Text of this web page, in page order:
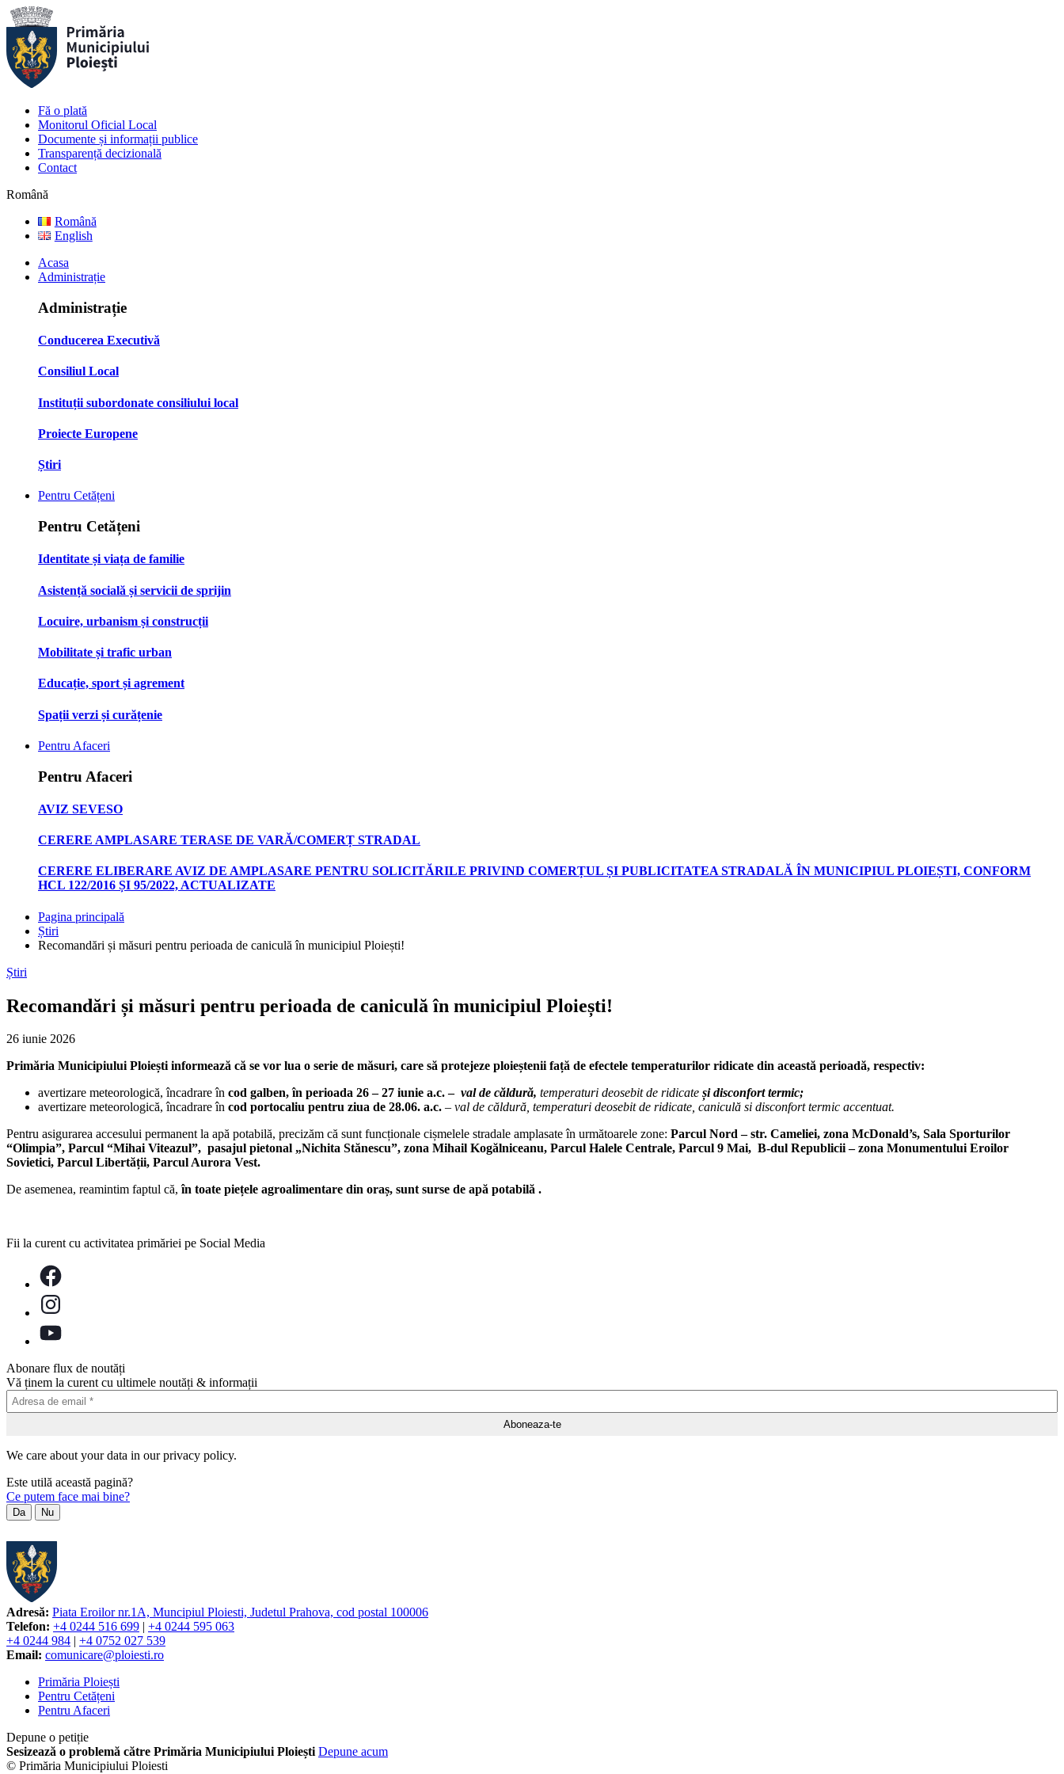
Fă o plată
Monitorul Oficial Local
Documente și informații publice
Transparență decizională
Contact
Română
Română
English
Acasa
Administrație
Administrație
Conducerea Executivă
Consiliul Local
Instituții subordonate consiliului local
Proiecte Europene
Știri
Pentru Cetățeni
Pentru Cetățeni
Identitate și viața de familie
Asistență socială și servicii de sprijin
Locuire, urbanism și construcții
Mobilitate și trafic urban
Educație, sport și agrement
Spații verzi și curățenie
Pentru Afaceri
Pentru Afaceri
AVIZ SEVESO
CERERE AMPLASARE TERASE DE VARĂ/COMERȚ STRADAL
CERERE ELIBERARE AVIZ DE AMPLASARE PENTRU SOLICITĂRILE PRIVIND COMERȚUL ȘI PUBLICITATEA STRADALĂ ÎN MUNICIPIUL PLOIEȘTI, CONFORM
HCL 122/2016 ȘI 95/2022, ACTUALIZATE
Pagina principală
Știri
Recomandări și măsuri pentru perioada de caniculă în municipiul Ploiești!
Știri
Recomandări și măsuri pentru perioada de caniculă în municipiul Ploiești!
26 iunie 2026
Primăria Municipiului Ploiești informează că se vor lua o serie de măsuri, care să protejeze ploieștenii față de efectele temperaturilor ridicate din această perioadă, respectiv:
avertizare meteorologică, încadrare în cod galben, în perioada 26 – 27 iunie a.c. – val de căldură, temperaturi deosebit de ridicate și disconfort termic;
avertizare meteorologică, încadrare în cod portocaliu pentru ziua de 28.06. a.c. – val de căldură, temperaturi deosebit de ridicate, caniculă si disconfort termic accentuat.
Pentru asigurarea accesului permanent la apă potabilă, precizăm că sunt funcționale cișmelele stradale amplasate în următoarele zone: Parcul Nord – str. Cameliei, zona McDonald’s, Sala Sporturilor
“Olimpia”, Parcul “Mihai Viteazul”, pasajul pietonal „Nichita Stănescu”, zona Mihail Kogălniceanu, Parcul Halele Centrale, Parcul 9 Mai, B-dul Republicii – zona Monumentului Eroilor
Sovietici, Parcul Libertății, Parcul Aurora Vest.
De asemenea, reamintim faptul că,în toate piețele agroalimentare din oraș, sunt surse de apă potabilă .
Fii la curent cu activitatea primăriei pe Social Media
Abonare flux de noutăți
Vă ținem la curent cu ultimele noutăți & informații
We care about your data in our privacy policy.
Este utilă această pagină?
Ce putem face mai bine?
Da Nu
Adresă: Piata Eroilor nr.1A, Muncipiul Ploiesti, Judetul Prahova, cod postal 100006
Telefon: +4 0244 516 699
+4 0244 595 063
+4 0244 984
+4 0752 027 539
Email: comunicare@ploiesti.ro
Primăria Ploiești
Pentru Cetățeni
Pentru Afaceri
Depune o petiție
Sesizează o problemă către Primăria Municipiului Ploiești Depune acum
© Primăria Municipiului Ploiesti